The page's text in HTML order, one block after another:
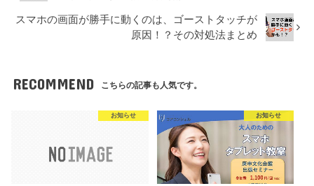
スマホの画面が勝手に動くのは、ゴーストタッチが
原因！？その対処法まとめ
RECOMMEND こちらの記事も人気です。
お知らせ お知らせ